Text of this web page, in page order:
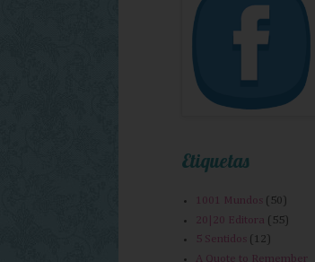
Etiquetas
1001 Mundos
(50)
20|20 Editora (55)
5 Sentidos
(12)
A Quote to Remember